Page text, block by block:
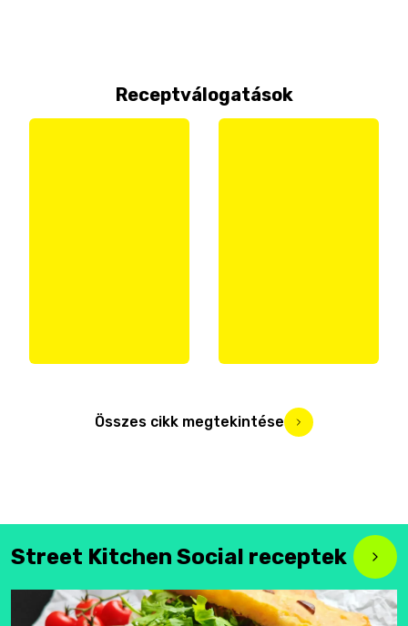
Receptválogatások
Összes cikk megtekintése
Street Kitchen Social receptek